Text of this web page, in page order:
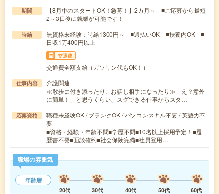
期間
【8月中のスタートOK！急募！】2カ月～ ■ご応募から最短
2～3日後に就業が可能です！
時給
無資格未経験：時給1300円～ ■週払いOK ■扶養内OK ■
日収1万400円以上
交通費
交通費全額支給（ガソリン代もOK！）
仕事内容
介護関連
≪散歩に付き添ったり、お話し相手になったり≫「え？意外
に簡単！」と思うくらい、スグできる仕事からスタ…
応募資格
職種未経験OK / ブランクOK / パソコンスキル不要 / 英語力不
要
■資格・経験・年齢不問■学歴不問■10名以上採用予定！■履
歴書不要■面談確約■社会保険完備■社員登用…
職場の雰囲気
年齢層
20代
30代 40代 50代
60代